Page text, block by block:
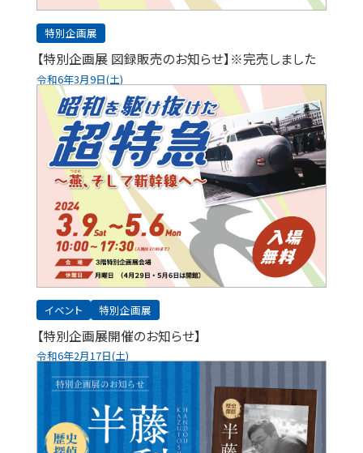
特別企画展
【特別企画展 図録販売のお知らせ】※完売しました
令和6年3月9日(土)
イベント 特別企画展
【特別企画展開催のお知らせ】
令和6年2月17日(土)